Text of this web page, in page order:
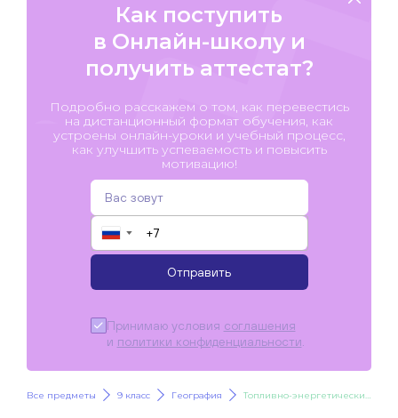
Как поступить
в Онлайн-школу и
получить аттестат?
Подробно расскажем о том, как перевестись
на дистанционный формат обучения, как
устроены онлайн-уроки и учебный процесс,
как улучшить успеваемость и повысить
мотивацию!
▼
Отправить
Принимаю условия соглашения
и политики конфиденциальности
Все предметы 9 класс География Топливно-энергетический комплекс. Топливная промышленность